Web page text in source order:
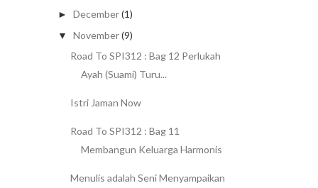
► December(1)
▼ November(9)
Road To SPI312 : Bag 12 Perlukah
Ayah (Suami) Turu...
Istri Jaman Now
Road To SPI312 : Bag 11
Membangun Keluarga Harmonis
Menulis adalah Seni Menyampaikan